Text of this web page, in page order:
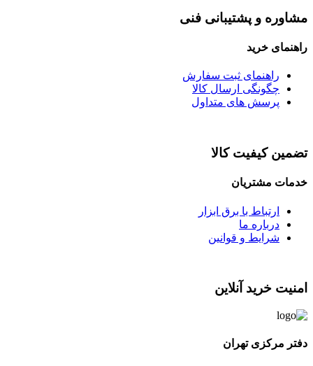
مشاوره و پشتیبانی فنی
راهنمای خرید
راهنمای ثبت سفارش
چگونگی ارسال کالا
پرسش های متداول
تضمین کیفیت کالا
خدمات مشتریان
ارتباط با برق ابزار
درباره ما
شرایط و قوانین
امنیت خرید آنلاین
دفتر مرکزی تهران